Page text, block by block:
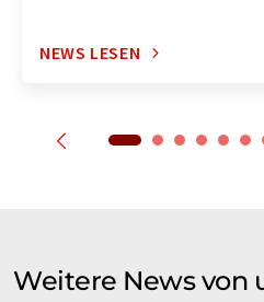
NEWS LESEN
Weitere News von